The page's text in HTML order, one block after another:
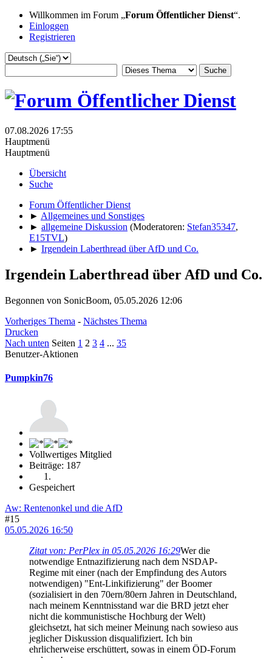
Willkommen im Forum „Forum Öffentlicher Dienst“.
Einloggen
Registrieren
07.08.2026 17:55
Hauptmenü
Hauptmenü
Übersicht
Suche
Forum Öffentlicher Dienst
► Allgemeines und Sonstiges
► allgemeine Diskussion (Moderatoren: Stefan35347,
E15TVL)
► Irgendein Laberthread über AfD und Co.
Irgendein Laberthread über AfD und Co.
Begonnen von SonicBoom, 05.05.2026 12:06
Vorheriges Thema - Nächstes Thema
Drucken
Nach unten Seiten 1 2 3 4 ... 35
Benutzer-Aktionen
Pumpkin76
Vollwertiges Mitglied
Beiträge: 187
Gespeichert
Aw: Rentenonkel und die AfD
#15
05.05.2026 16:50
Zitat von: PerPlex in 05.05.2026 16:29Wer die
notwendige Entnazifizierung nach dem NSDAP-
Regime mit einer (nach der Empfindung des Autors
notwendigen) "Ent-Linkifizierung" der Boomer
(sozialisiert in den 70ern/80ern Jahren in Deutschland,
nach meinem Kenntnisstand war die BRD jetzt eher
nicht die kommunistische Hochburg der Welt)
gleichsetzt, hat sich meiner Meinung nach sowieso aus
jeglicher Diskussion disqualifiziert. Ich bin
ehrlicherweise erschüttert, sowas in einem ÖD-Forum